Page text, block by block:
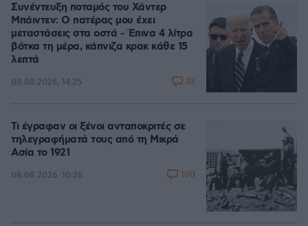
Συνέντευξη ποταμός του Χάντερ
Μπάιντεν: Ο πατέρας μου έχει
μεταστάσεις στα οστά - Έπινα 4 λίτρα
βότκα τη μέρα, κάπνιζα κρακ κάθε 15
λεπτά
08.08.2026, 14:25 32
Τι έγραφαν οι ξένοι ανταποκριτές σε
τηλεγραφήματά τους από τη Μικρά
Ασία το 1921
08.08.2026, 10:26 100